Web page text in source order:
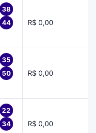
38
44
R$ 0,00
35
50
R$ 0,00
22
34
R$ 0,00